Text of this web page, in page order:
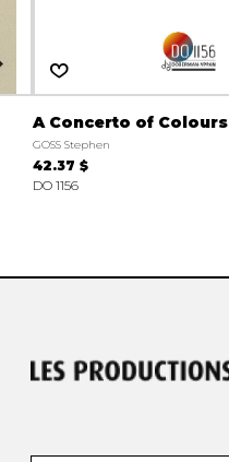
A Concerto of Colours
GOSS Stephen
42.37 $
DO 1156